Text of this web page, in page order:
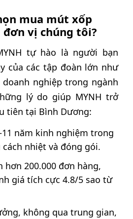
mua mút xốp
vị chúng tôi?
tự hào là người bạn
của các tập đoàn lớn như
doanh nghiệp trong ngành
lý do giúp MYNH trở
tiên tại Bình Dương:
năm kinh nghiệm trong
nhiệt và đóng gói.
hơn 200.000 đơn hàng,
giá tích cực 4.8/5 sao từ
không qua trung gian,